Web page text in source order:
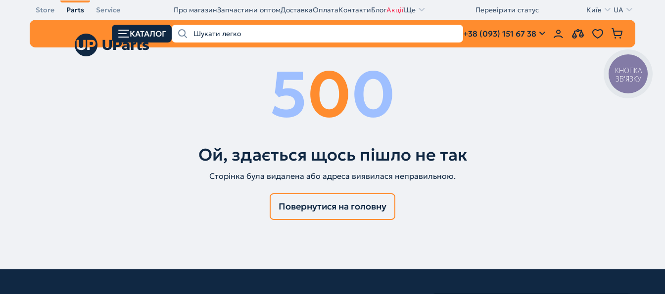
Store Parts Service Про магазинЗапчастини оптомДоставкаОплатаКонтактиБлогАкціїЩе Перевірити статус Київ UA
КАТАЛОГ +38 (093) 151 67 38
500
Ой, здається щось пішло не так
Сторінка була видалена або адреса виявилася неправильною.
Повернутися на головну
КНОПКА
ЗВ'ЯЗКУ